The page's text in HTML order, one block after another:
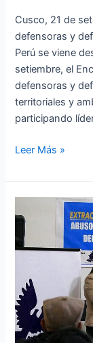
Cusco, 21 de
defensoras y
Perú se viene
setiembre, el
defensoras y
territoriales y
participando
Leer Más »
presentó
en
Ayacucho
sobre
extractivismo,
abusos
de